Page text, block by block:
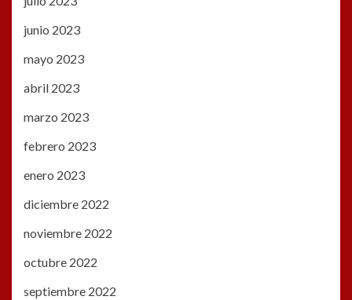
junio 2023
mayo 2023
abril 2023
marzo 2023
febrero 2023
enero 2023
diciembre 2022
noviembre 2022
octubre 2022
septiembre 2022